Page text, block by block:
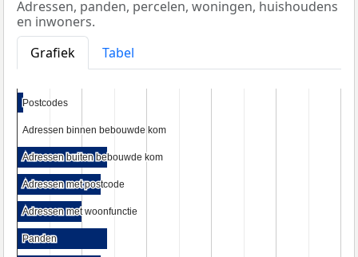
Adressen, panden, percelen, woningen, huishoudens
en inwoners.
Grafiek
Tabel
Postcodes
Postcodes
Adressen binnen bebouwde kom
Adressen binnen bebouwde kom
Adressen buiten bebouwde kom
Adressen buiten bebouwde kom
Adressen met postcode
Adressen met postcode
Adressen met woonfunctie
Adressen met woonfunctie
Panden
Panden